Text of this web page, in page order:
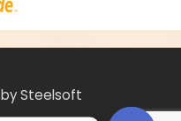
Steelsoft